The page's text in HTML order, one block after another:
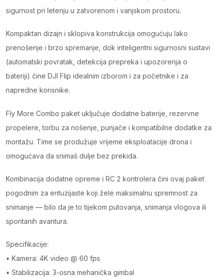
sigurnost pri letenju u zatvorenom i vanjskom prostoru.
Kompaktan dizajn i sklopiva konstrukcija omogućuju lako
prenošenje i brzo spremanje, dok inteligentni sigurnosni sustavi
(automatski povratak, detekcija prepreka i upozorenja o
bateriji) čine DJI Flip idealnim izborom i za početnike i za
napredne korisnike.
Fly More Combo paket uključuje dodatne baterije, rezervne
propelere, torbu za nošenje, punjače i kompatibilne dodatke za
montažu. Time se produžuje vrijeme eksploatacije drona i
omogućava da snimaš dulje bez prekida.
Kombinacija dodatne opreme i RC 2 kontrolera čini ovaj paket
pogodnim za entuzijaste koji žele maksimalnu spremnost za
snimanje — bilo da je to tijekom putovanja, snimanja vlogova ili
spontanih avantura.
Specifikacije:
• Kamera: 4K video @ 60 fps
• Stabilizacija: 3-osna mehanička gimbal